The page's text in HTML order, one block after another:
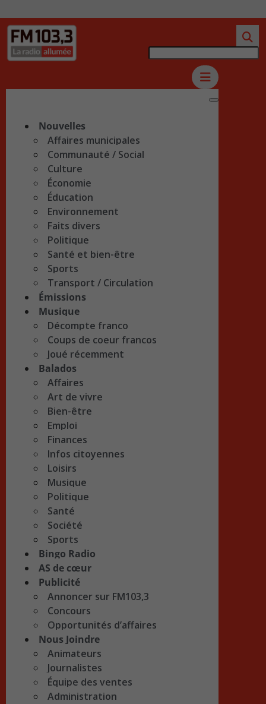
Nouvelles
Affaires municipales
Communauté / Social
Culture
Économie
Éducation
Environnement
Faits divers
Politique
Santé et bien-être
Sports
Transport / Circulation
Émissions
Musique
Décompte franco
Coups de coeur francos
Joué récemment
Balados
Affaires
Art de vivre
Bien-être
Emploi
Finances
Infos citoyennes
Loisirs
Musique
Politique
Santé
Société
Sports
Bingo Radio
AS de cœur
Publicité
Annoncer sur FM103,3
Concours
Opportunités d’affaires
Nous Joindre
Animateurs
Journalistes
Équipe des ventes
Administration